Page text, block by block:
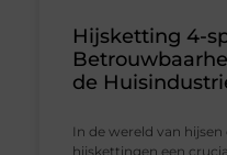
Hijsketting 4-
de
In de wereld van hijsen
hijskettingen een